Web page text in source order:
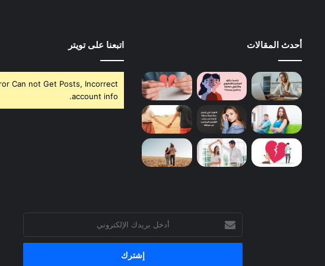
أحدث المقالات اتبعنا على تويتر
Can not Get Posts, Incorrect
account info.
أدخل
بريدك
الإلكتروني